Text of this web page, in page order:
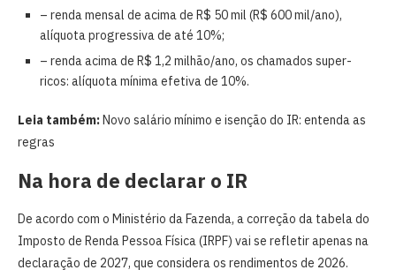
– renda mensal de acima de R$ 50 mil (R$ 600 mil/ano),
alíquota progressiva de até 10%;
– renda acima de R$ 1,2 milhão/ano, os chamados super-
ricos: alíquota mínima efetiva de 10%.
Leia também:Novo salário mínimo e isenção do IR: entenda as
regras
Na hora de declarar o IR
De acordo com o Ministério da Fazenda, a correção da tabela do
Imposto de Renda Pessoa Física (IRPF) vai se refletir apenas na
declaração de 2027, que considera os rendimentos de 2026.